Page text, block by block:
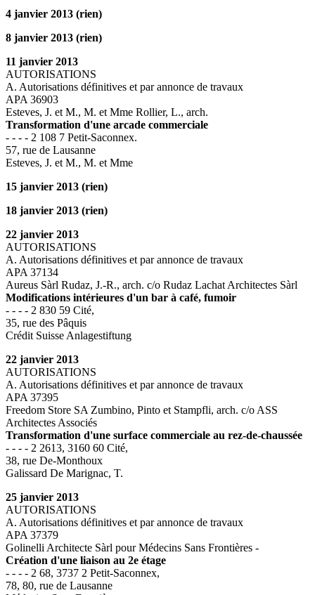
4 janvier 2013 (rien)
8 janvier 2013 (rien)
11 janvier 2013
AUTORISATIONS
A. Autorisations définitives et par annonce de travaux
APA 36903
Esteves, J. et M., M. et Mme Rollier, L., arch.
Transformation d'une arcade commerciale
- - - - 2 108 7 Petit-Saconnex.
57, rue de Lausanne
Esteves, J. et M., M. et Mme
15 janvier 2013 (rien)
18 janvier 2013 (rien)
22 janvier 2013
AUTORISATIONS
A. Autorisations définitives et par annonce de travaux
APA 37134
Aureus Sàrl Rudaz, J.-R., arch. c/o Rudaz Lachat Architectes Sàrl
Modifications intérieures d'un bar à café, fumoir
- - - - 2 830 59 Cité,
35, rue des Pâquis
Crédit Suisse Anlagestiftung
22 janvier 2013
AUTORISATIONS
A. Autorisations définitives et par annonce de travaux
APA 37395
Freedom Store SA Zumbino, Pinto et Stampfli, arch. c/o ASS
Architectes Associés
Transformation d'une surface commerciale au rez-de-chaussée
- - - - 2 2613, 3160 60 Cité,
38, rue De-Monthoux
Galissard De Marignac, T.
25 janvier 2013
AUTORISATIONS
A. Autorisations définitives et par annonce de travaux
APA 37379
Golinelli Architecte Sàrl pour Médecins Sans Frontières -
Création d'une liaison au 2e étage
- - - - 2 68, 3737 2 Petit-Saconnex,
78, 80, rue de Lausanne